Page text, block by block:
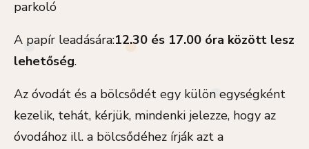
parkoló
A papír leadására:12.30 és 17.00 óra között lesz
lehetőség.
Az óvodát és a bölcsődét egy külön egységként
kezelik, tehát, kérjük, mindenki jelezze, hogy az
óvodához ill. a bölcsődéhez írják azt a